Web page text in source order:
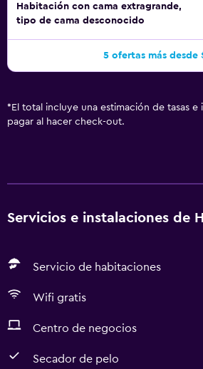
Habitación con cama extragrande,
tipo de cama desconocido
5 ofertas más desde
* El total incluye una estimación de tasas e
pagar al hacer check-out.
Servicios e instalaciones de
Servicio de habitaciones
Wifi gratis
Centro de negocios
Secador de pelo